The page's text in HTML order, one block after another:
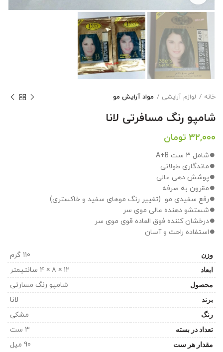
خانه لوازم آرایشی مواد آرایش مو
شامپو رنگ مسافرتی لانا
۳۲,۰۰۰ تومان
⏺️شامل 3 ست A+B
⏺️ماندگاری طولانی
⏺️پوشش دهی عالی
⏺️مقرون به صرفه
⏺️رفع سفیدی مو (تغییر رنگ موهای سفید و خاکستری)
⏺️شستشو دهنده عالی موی سر
⏺️درخشان کننده فوق العاده قوی موی سر
⏺️استفاده راحت و آسان
وزن 110 گرم
ابعاد 12 × 8 × 4 سانتیمتر
محصول شامپو رنگ مسارتی
برند لانا
رنگ مشکی
تعداد در بسته 3 ست
مقدار هر ست 90 میل